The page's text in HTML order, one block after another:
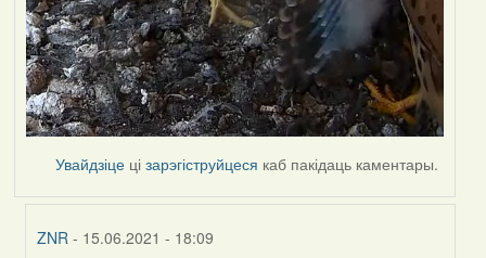
Увайдзіце цізарэгіструйцеся каб пакідаць каментары.
ZNR - 15.06.2021 - 18:09